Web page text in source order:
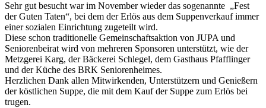
Sehr gut besucht war im November wieder das sogenannte „Fest
der Guten Taten“, bei dem der Erlös aus dem Suppenverkauf immer
einer sozialen Einrichtung zugeteilt wird.
Diese schon traditionelle Gemeinschaftsaktion von JUPA und
Seniorenbeirat wird von mehreren Sponsoren unterstützt, wie der
Metzgerei Karg, der Bäckerei Schlegel, dem Gasthaus Pfafflinger
und der Küche des BRK Seniorenheimes.
Herzlichen Dank allen Mitwirkenden, Unterstützern und Genießern
der köstlichen Suppe, die mit dem Kauf der Suppe zum Erlös bei
trugen.